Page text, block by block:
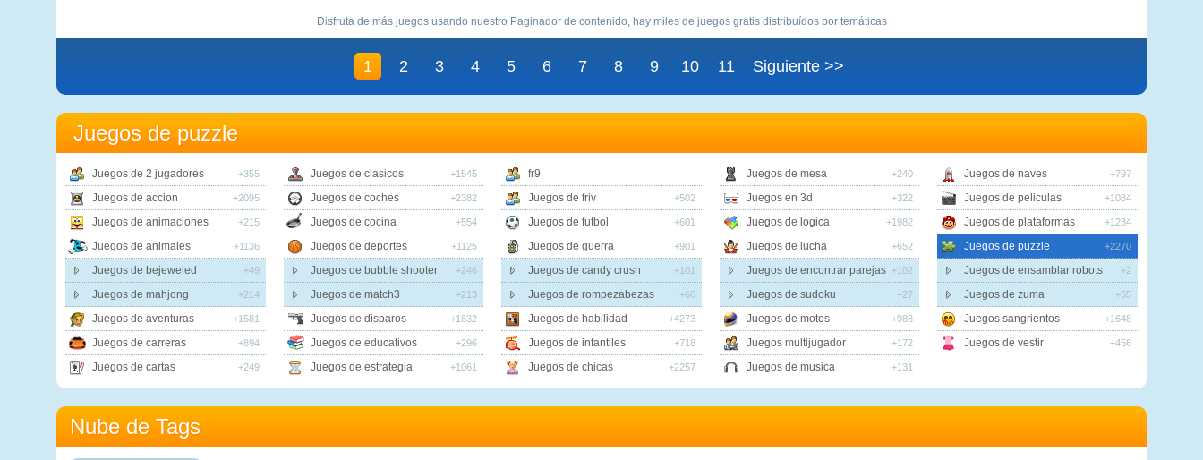
Disfruta de más juegos usando nuestro Paginador de contenido, hay miles de juegos gratis distribuídos por temáticas
1 2 3 4 5 6 7 8 9 10 11 Siguiente >>
Juegos de puzzle
Juegos de 2 jugadores +355
Juegos de accion +2095
Juegos de animaciones +215
Juegos de animales +1136
Juegos de bejeweled +49
Juegos de mahjong +214
Juegos de aventuras +1581
Juegos de carreras +894
Juegos de cartas +249
Juegos de clasicos +1545
Juegos de coches +2382
Juegos de cocina +554
Juegos de deportes +1125
Juegos de bubble shooter +246
Juegos de match3 +213
Juegos de disparos +1832
Juegos de educativos +296
Juegos de estrategia +1061
fr9
Juegos de friv
+502
Juegos de futbol +601
Juegos de guerra +901
Juegos de candy crush +101
Juegos de rompezabezas +66
Juegos de habilidad +4273
Juegos de infantiles +718
Juegos de chicas +2257
Juegos de mesa +240
Juegos en 3d +322
Juegos de logica +1982
Juegos de lucha +652
Juegos de encontrar parejas +102
Juegos de sudoku +27
Juegos de motos +988
Juegos multijugador +172
Juegos de musica +131
Juegos de naves +797
Juegos de peliculas +1084
Juegos de plataformas +1234
Juegos de puzzle +2270
Juegos de ensamblar robots +2
Juegos de zuma +55
Juegos sangrientos +1648
Juegos de vestir +456
Nube de Tags